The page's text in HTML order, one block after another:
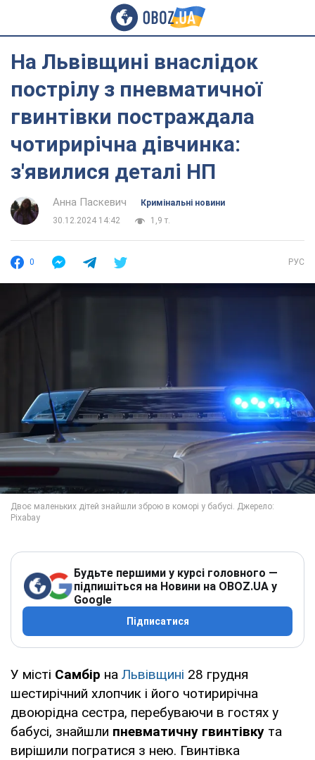
На Львівщині внаслідок
пострілу з пневматичної
гвинтівки постраждала
чотирирічна дівчинка:
з'явилися деталі НП
Анна Паскевич
Кримінальні новини
30.12.2024 14:42
1,9 т.
0 РУС
Будьте першими у курсі головного —
підпишіться на Новини на OBOZ.UA у
Google
Підписатися
У місті Самбір на Львівщині 28 грудня
шестирічний хлопчик і його чотирирічна
двоюрідна сестра, перебуваючи в гостях у
бабусі, знайшли пневматичну гвинтівку та
вирішили погратися з нею. Гвинтівка